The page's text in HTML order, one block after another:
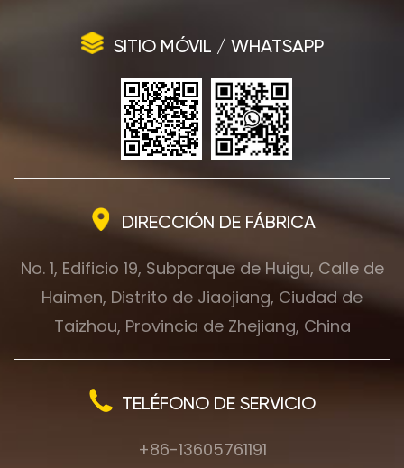
SITIO MÓVIL / WHATSAPP
DIRECCIÓN DE FÁBRICA
No. 1, Edificio 19, Subparque de Huigu, Calle de
Haimen, Distrito de Jiaojiang, Ciudad de
Taizhou, Provincia de Zhejiang, China
TELÉFONO DE SERVICIO
+86-13605761191